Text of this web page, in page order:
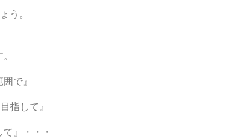
う。
で』
指して』
』・・・